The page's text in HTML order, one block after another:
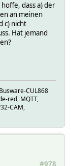
dass a) der
an meinen
c) nicht
Hat jemand
CUL868
red, MQTT,
CAM,